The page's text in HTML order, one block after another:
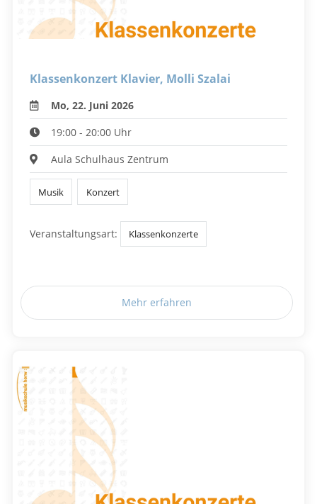
Klassenkonzert Klavier, Molli Szalai
Mo, 22. Juni 2026
19:00 - 20:00 Uhr
Aula Schulhaus Zentrum
Musik Konzert
Veranstaltungsart: Klassenkonzerte
Mehr erfahren